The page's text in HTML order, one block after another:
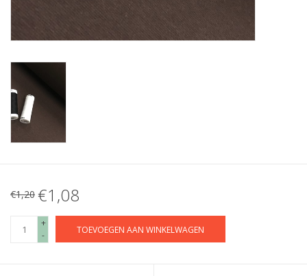
€1,20 €1,08
+
-
TOEVOEGEN AAN WINKELWAGEN